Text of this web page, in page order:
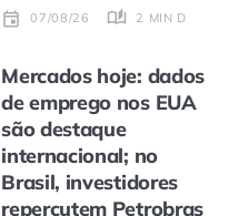
07/08/26 2 MIN DE LEITURA
Mercados hoje: dados
de emprego nos EUA
são destaque
internacional; no
Brasil, investidores
repercutem Petrobras